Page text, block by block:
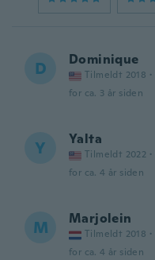
D Dominique
Tilmeldt 2018 ·
for ca. 3 år siden
Y Yalta
Tilmeldt 2022 ·
for ca. 4 år siden
M Marjolein
Tilmeldt 2018 ·
for ca. 4 år siden